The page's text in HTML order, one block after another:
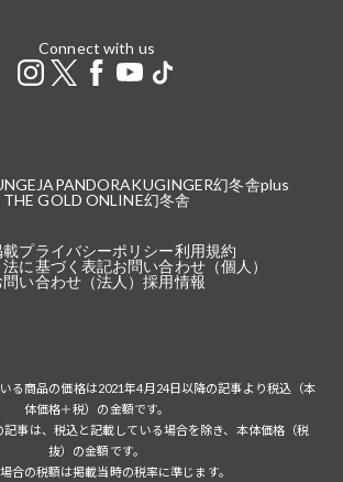
Connect with us
JAPANDORAKUGINGER幻冬舎plus
THE GOLD ONLINE幻冬舎
プライバシーポリシー利用規約
に基づく表記お問い合わせ（個人）
問い合わせ（法人）採用情報
る商品の価格は2021年4月24日以降の記事より税込（本
体価格＋税）の金額です。
記事は、税込と記載している場合を除き、本体価格（税
抜）の金額です。
合の税額は掲載当時の税率に準じます。